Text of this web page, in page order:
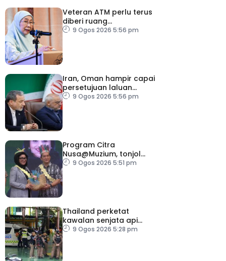
Veteran ATM perlu terus
diberi ruang
menyumbang kepada
9 Ogos 2026 5:56 pm
Iran, Oman hampir capai
persetujuan laluan
perkapalan sementara
9 Ogos 2026 5:56 pm
Program Citra
Nusa@Muzium, tonjol
keunikan budaya orang
9 Ogos 2026 5:51 pm
Thailand perketat
kawalan senjata api
susulan tembakan di
9 Ogos 2026 5:28 pm